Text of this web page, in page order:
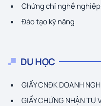
Chứng chỉ nghề
Đào tạo kỹ năng
DU HỌC
GIẤY CNĐK DOANH
GIẤY CHỨNG NHẬN TƯ